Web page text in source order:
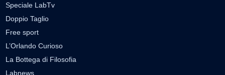
Speciale LabTv
Doppio Taglio
Free sport
L’Orlando Curioso
La Bottega di Filosofia
Labnews